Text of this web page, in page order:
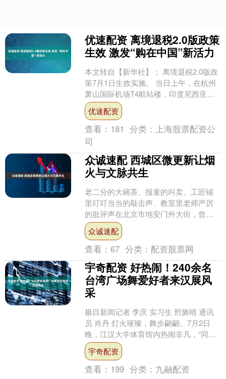
优速配资 离境退税2.0版政策
生效 激发“购在中国”新活力
本文转自【新华社】； 离境退税2.0版政
策7月1日生效实施。 当日上午，在杭州
萧山国际机场T4航站楼，印度尼西亚籍
游客胡先生带着从中国买的背包、香水
等商品来到海....
优速配资
查看： 181 分类： 上海股票配资公
司
众诚速配 西城区微更新让烟
火与文脉共生
老二分的大碗茶、报童的叫卖、工匠铺
里叮叮当当的敲击声、教室里老师严厉
的批评声在北京市地安门外大街，曾经
因落实核心区控规第一个降层的项目东
天意市场及北海医院原址，....
众诚速配
查看：67 分类： 配资股票网
宇奇配资 好热闹！240余名
台湾广场舞爱好者来汉展风
采
极目新闻记者 李庆 实习生 邢旖晴 通讯
员 肖丹 灯火璀璨，舞步翩翩。7月2日
晚，江汉大学体育馆内热闹非凡，“同心
共舞——2026鄂台广场舞友谊赛”精彩上
演。 ....
宇奇配资
查看： 199 分类： 九融配资